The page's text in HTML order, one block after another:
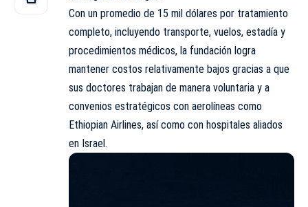
Con un promedio de 15 mil dólares por tratamiento
completo, incluyendo transporte, vuelos, estadía y
procedimientos médicos, la fundación logra
mantener costos relativamente bajos gracias a que
sus doctores trabajan de manera voluntaria y a
convenios estratégicos con aerolíneas como
Ethiopian Airlines, así como con hospitales aliados
en Israel.